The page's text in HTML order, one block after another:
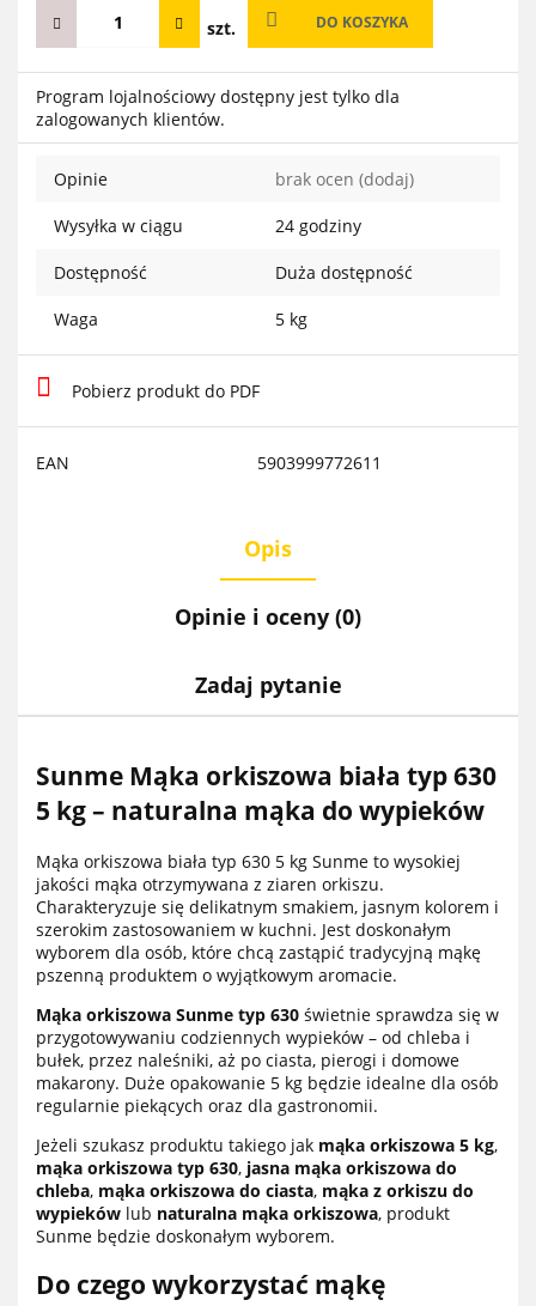
szt. DO KOSZYKA
Program lojalnościowy dostępny jest tylko dla
zalogowanych klientów.
Opinie brak ocen (dodaj)
Wysyłka w ciągu 24 godziny
Dostępność Duża dostępność
Waga 5 kg
Pobierz produkt do PDF
EAN 5903999772611
Opis
Opinie i oceny (0)
Zadaj pytanie
Sunme Mąka orkiszowa biała typ 630
5 kg – naturalna mąka do wypieków
Mąka orkiszowa biała typ 630 5 kg Sunme to wysokiej
jakości mąka otrzymywana z ziaren orkiszu.
Charakteryzuje się delikatnym smakiem, jasnym kolorem i
szerokim zastosowaniem w kuchni. Jest doskonałym
wyborem dla osób, które chcą zastąpić tradycyjną mąkę
pszenną produktem o wyjątkowym aromacie.
Mąka orkiszowa Sunme typ 630 świetnie sprawdza się w
przygotowywaniu codziennych wypieków – od chleba i
bułek, przez naleśniki, aż po ciasta, pierogi i domowe
makarony. Duże opakowanie 5 kg będzie idealne dla osób
regularnie piekących oraz dla gastronomii.
Jeżeli szukasz produktu takiego jak mąka orkiszowa 5 kg,
mąka orkiszowa typ 630, jasna mąka orkiszowa do
chleba, mąka orkiszowa do ciasta, mąka z orkiszu do
wypieków lub naturalna mąka orkiszowa, produkt
Sunme będzie doskonałym wyborem.
Do czego wykorzystać mąkę